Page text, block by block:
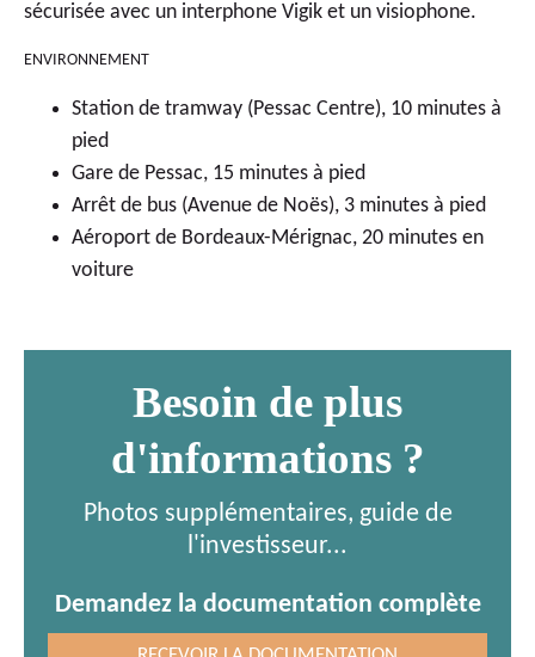
sécurisée avec un interphone Vigik et un visiophone.
ENVIRONNEMENT
Station de tramway (Pessac Centre), 10 minutes à
pied
Gare de Pessac, 15 minutes à pied
Arrêt de bus (Avenue de Noës), 3 minutes à pied
Aéroport de Bordeaux-Mérignac, 20 minutes en
voiture
Besoin de plus
d'informations ?
Photos supplémentaires, guide de
l'investisseur...
Demandez la documentation complète